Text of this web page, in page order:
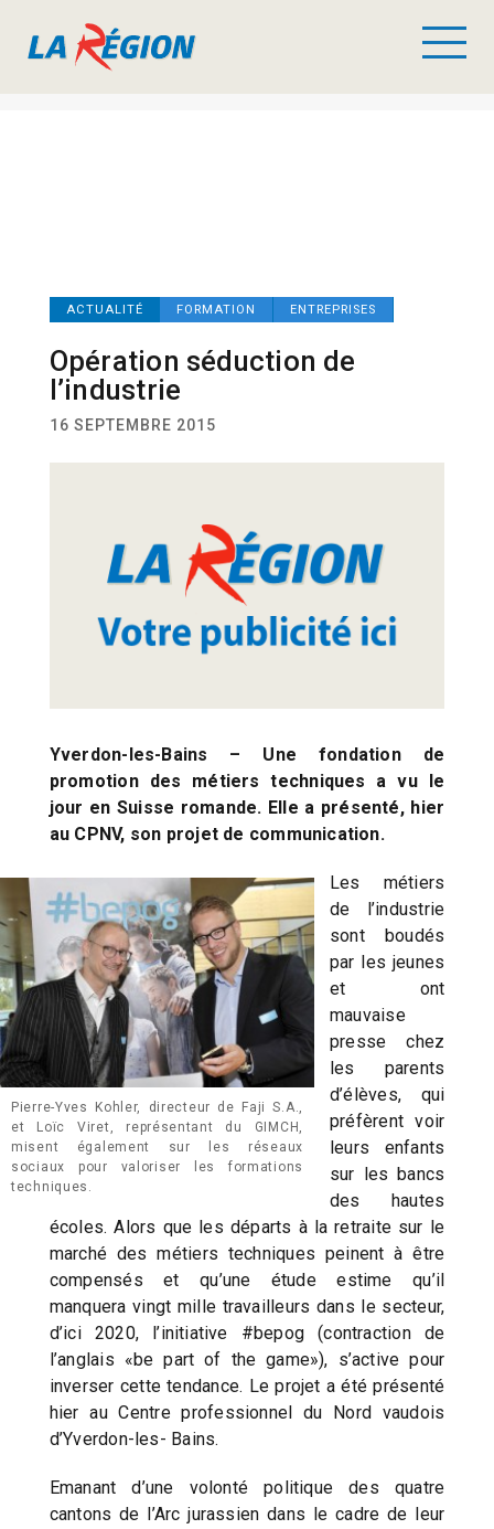
ACTUALITÉ FORMATION ENTREPRISES
Opération séduction de
l’industrie
16 SEPTEMBRE 2015
Yverdon-les-Bains – Une fondation de
promotion des métiers techniques a vu le
jour en Suisse romande. Elle a présenté, hier
au CPNV, son projet de communication.
Pierre-Yves Kohler, directeur de Faji S.A.,
et Loïc Viret, représentant du GIMCH,
misent également sur les réseaux
sociaux pour valoriser les formations
techniques.
Les métiers
de l’industrie
sont boudés
par les jeunes
et ont
mauvaise
presse chez
les parents
d’élèves, qui
préfèrent voir
leurs enfants
sur les bancs
des hautes
écoles. Alors que les départs à la retraite sur le
marché des métiers techniques peinent à être
compensés et qu’une étude estime qu’il
manquera vingt mille travailleurs dans le secteur,
d’ici 2020, l’initiative #bepog (contraction de
l’anglais «be part of the game»), s’active pour
inverser cette tendance. Le projet a été présenté
hier au Centre professionnel du Nord vaudois
d’Yverdon-les- Bains.
Emanant d’une volonté politique des quatre
cantons de l’Arc jurassien dans le cadre de leur